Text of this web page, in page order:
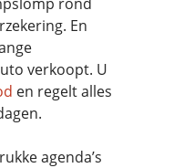
En
verkoopt. U
en regelt alles
agenda’s